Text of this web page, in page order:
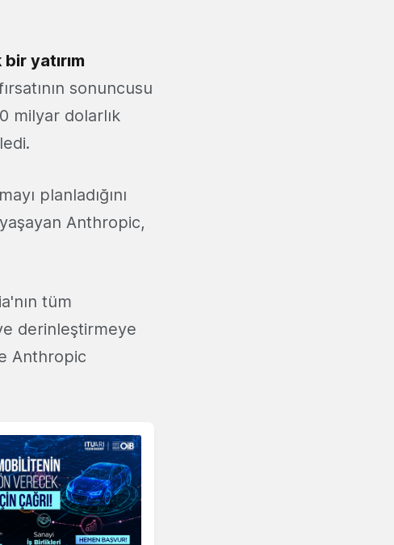
yatırım
sonuncusu
milyar dolarlık
planladığını
Anthropic,
tüm
derinleştirmeye
Anthropic